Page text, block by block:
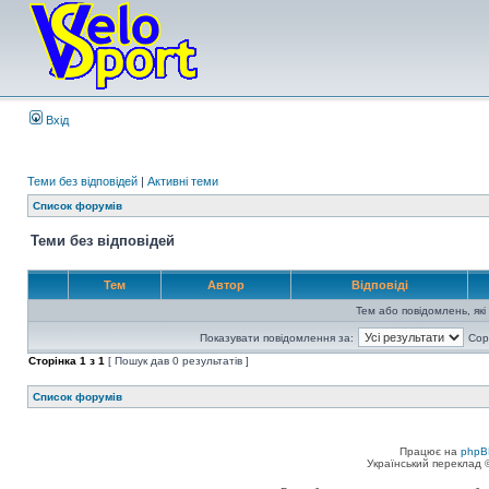
Вхід
Теми без відповідей | Активні теми
Список форумів
Теми без відповідей
Тем Автор Відповіді
Тем або повідомлень,
Показувати повідомлення за:
Сторінка 1 з 1 [ Пошук дав 0 результатів ]
Список форумів
Працює на
Український